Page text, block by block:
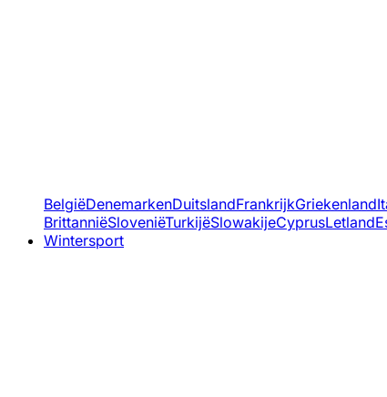
BelgiëDenemarkenDuitslandFrankrijkGriekenland
BrittanniëSloveniëTurkijëSlowakijeCyprusLetland
Wintersport